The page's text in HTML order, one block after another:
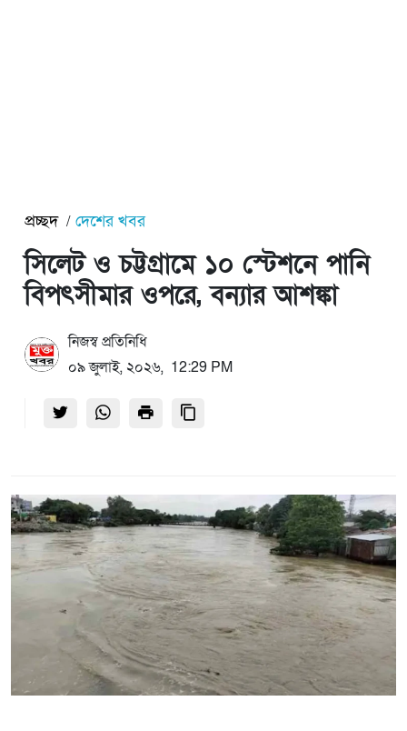
প্রচ্ছদ দেশের খবর
সিলেট ও চট্টগ্রামে ১০ স্টেশনে পানি
বিপৎসীমার ওপরে, বন্যার আশঙ্কা
নিজস্ব প্রতিনিধি
০৯ জুলাই, ২০২৬, 12:29 PM